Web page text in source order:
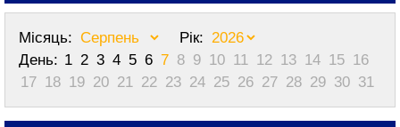
Місяць:
Рік:
День: 1 2 3 4 5 6 7 8 9 10 11 12 13 14 15 16
17 18 19 20 21 22 23 24 25 26 27 28 29 30 31